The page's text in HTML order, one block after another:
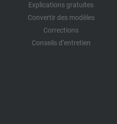
Explications gratuites
Convertir des modèles
Corrections
Conseils d’entretien